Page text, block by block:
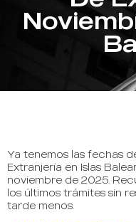
Ya tenemos las fechas
Extranjería en Islas
noviembre de 2025.
los últimos trámites sin
tarde menos.